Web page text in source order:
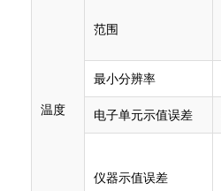
温度
范围
最小分辨率
电子单元示值误差
仪器示值误差